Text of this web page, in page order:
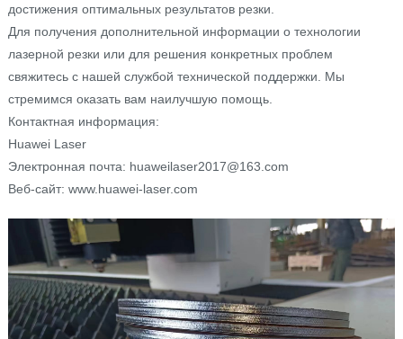
достижения оптимальных результатов резки.
Для получения дополнительной информации о технологии
лазерной резки или для решения конкретных проблем
свяжитесь с нашей службой технической поддержки. Мы
стремимся оказать вам наилучшую помощь.
Контактная информация:
Huawei Laser
Электронная почта: huaweilaser2017@163.com
Веб-сайт: www.huawei-laser.com